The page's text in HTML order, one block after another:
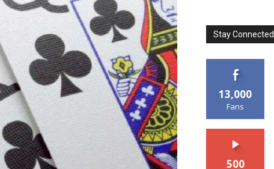
Stay Connected
13,000
Fans
500